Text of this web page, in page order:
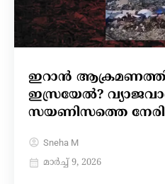
ഇറാന്‍
ഇസ്രയേല്‍?
സയണിസത്തെ
Sneha M
മാർച്ച്‌ 9, 2026